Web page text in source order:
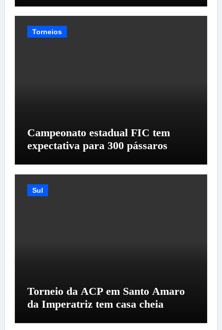
Torneios
Campeonato estadual FIC tem
expectativa para 300 pássaros
Sul
Torneio da ACP em Santo Amaro
da Imperatriz tem casa cheia